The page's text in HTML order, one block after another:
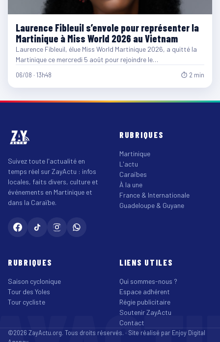
Laurence Fibleuil s’envole pour représenter la
Martinique à Miss World 2026 au Vietnam
Laurence Fibleuil, élue Miss World Martinique 2026, a quitté la
Martinique ce mercredi 5 août pour rejoindre le…
06/08 · 13h48 ⏱ 2 min
Suivez toute l'actualité en
temps réel sur ZayActu : infos
locales, faits divers, culture et
événements en Martinique et
dans la Caraïbe.
RUBRIQUES
Martinique
L'actu
Caraïbes
À la une
France & Internationale
Guadeloupe & Guyane
RUBRIQUES
Saison cyclonique
Tour des Yoles
Tour cycliste
LIENS UTILES
Qui sommes-nous ?
Espace adhérent
Régie publicitaire
Soutenir ZayActu
Contact
©2026 ZayActu.org. Tous droits réservés. · Site réalisé par Enjoy Digital